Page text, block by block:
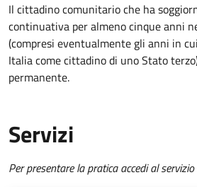
Il cittadino comunitario che ha
continuativa per almeno cinque anni
(compresi eventualmente gli anni in
Italia come cittadino di uno Stato
permanente.
Servizi
Per presentare la pratica accedi al